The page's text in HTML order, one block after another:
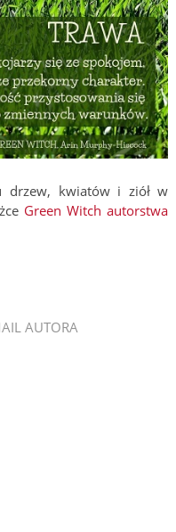
drzew, kwiatów i ziół w
Green Witch autorstwa
AUTORA